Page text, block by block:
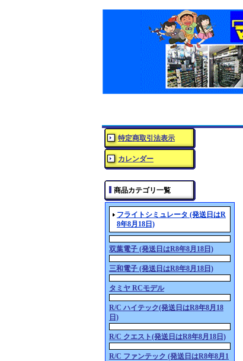
特定商取引法表示
カレンダー
商品カテゴリ一覧
フライトシミュレータ (発送日はR
8年8月18日)
双葉電子 (発送日はR8年8月18日)
三和電子 (発送日はR8年8月18日)
タミヤ RCモデル
R/C ハイテック(発送日はR8年8月18
日)
R/C クエスト(発送日はR8年8月18日)
R/C ファンテック (発送日はR8年8月1